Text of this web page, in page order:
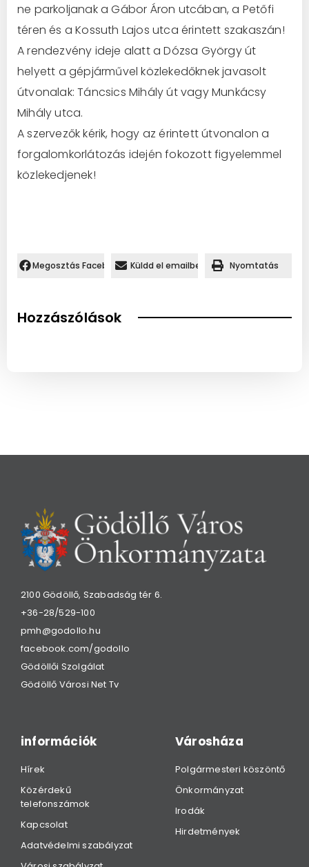
ne parkoljanak a Gábor Áron utcában, a Petőfi
téren és a Kossuth Lajos utca érintett szakaszán!
A rendezvény ideje alatt a Dózsa György út
helyett a gépjárművel közlekedőknek ja­vasolt
útvonalak: Táncsics Mihály út vagy Munkácsy
Mihály utca.
A szervezők kérik, hogy az érintett útvo­nalon a
forgalomkorlátozás idején fokozott figyelemmel
közlekedjenek!
Megosztás Facebookon.Küldd el emailben Nyomtatás
Hozzászólások
2100 Gödöllő, Szabadság tér 6.
+36-28/529-100
pmh@godollo.hu
facebook.com/godollo
Gödöllői Szolgálat
Gödöllő Városi Net Tv
információk
Hírek
Közérdekű
telefonszámok
Kapcsolat
Adatvédelmi szabályzat
Városháza
Polgármesteri köszöntő
Önkormányzat
Irodák
Hirdetmények